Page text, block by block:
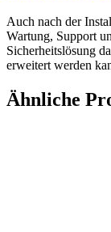
Auch nach der
Wartung, Support
Sicherheitslösung
erweitert werden
Ähnliche